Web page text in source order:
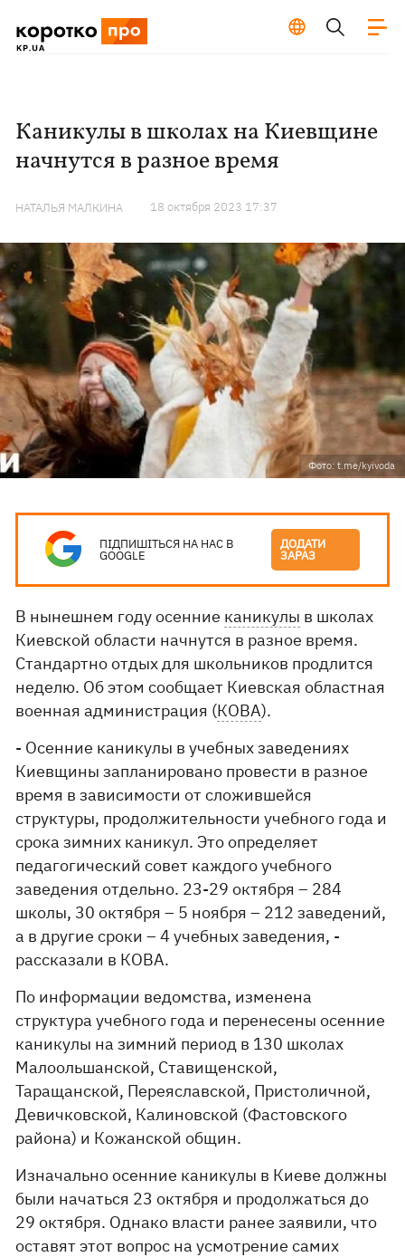
Каникулы в школах на Киевщине
начнутся в разное время
НАТАЛЬЯ МАЛКИНА 18 октября 2023 17:37
Фото: t.me/kyivoda
ПІДПИШІТЬСЯ НА НАС В
GOOGLE
ДОДАТИ
ЗАРАЗ
В нынешнем году осенние каникулы в школах
Киевской области начнутся в разное время.
Стандартно отдых для школьников продлится
неделю. Об этом сообщает Киевская областная
военная администрация (КОВА).
- Осенние каникулы в учебных заведениях
Киевщины запланировано провести в разное
время в зависимости от сложившейся
структуры, продолжительности учебного года и
срока зимних каникул. Это определяет
педагогический совет каждого учебного
заведения отдельно. 23-29 октября – 284
школы, 30 октября – 5 ноября – 212 заведений,
а в другие сроки – 4 учебных заведения, -
рассказали в КОВА.
По информации ведомства, изменена
структура учебного года и перенесены осенние
каникулы на зимний период в 130 школах
Малоольшанской, Ставищенской,
Таращанской, Переяславской, Пристоличной,
Девичковской, Калиновской (Фастовского
района) и Кожанской общин.
Изначально осенние каникулы в Киеве должны
были начаться 23 октября и продолжаться до
29 октября. Однако власти ранее заявили, что
оставят этот вопрос на усмотрение самих